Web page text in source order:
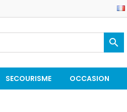

SECOURISME OCCASION